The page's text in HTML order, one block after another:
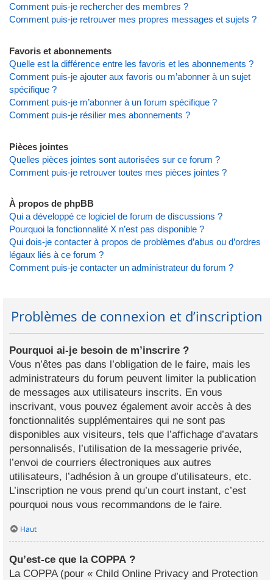
Comment puis-je rechercher des membres ?
Comment puis-je retrouver mes propres messages et sujets ?
Favoris et abonnements
Quelle est la différence entre les favoris et les abonnements ?
Comment puis-je ajouter aux favoris ou m’abonner à un sujet
spécifique ?
Comment puis-je m’abonner à un forum spécifique ?
Comment puis-je résilier mes abonnements ?
Pièces jointes
Quelles pièces jointes sont autorisées sur ce forum ?
Comment puis-je retrouver toutes mes pièces jointes ?
À propos de phpBB
Qui a développé ce logiciel de forum de discussions ?
Pourquoi la fonctionnalité X n’est pas disponible ?
Qui dois-je contacter à propos de problèmes d’abus ou d’ordres
légaux liés à ce forum ?
Comment puis-je contacter un administrateur du forum ?
Problèmes de connexion et d’inscription
Pourquoi ai-je besoin de m’inscrire ?
Vous n’êtes pas dans l’obligation de le faire, mais les
administrateurs du forum peuvent limiter la publication
de messages aux utilisateurs inscrits. En vous
inscrivant, vous pouvez également avoir accès à des
fonctionnalités supplémentaires qui ne sont pas
disponibles aux visiteurs, tels que l’affichage d’avatars
personnalisés, l’utilisation de la messagerie privée,
l’envoi de courriers électroniques aux autres
utilisateurs, l’adhésion à un groupe d’utilisateurs, etc.
L’inscription ne vous prend qu’un court instant, c’est
pourquoi nous vous recommandons de le faire.
Haut
Qu’est-ce que la COPPA ?
La COPPA (pour « Child Online Privacy and Protection